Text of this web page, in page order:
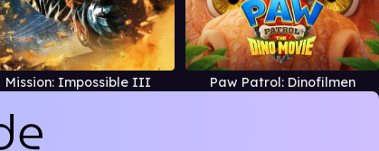
Mission: Impossible III Paw Patrol: Dinofilmen